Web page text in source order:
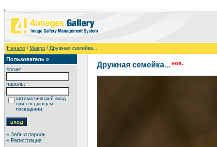
Начало / Макро / Дружная семейка...
Пользователь »
логин:
пароль:
автоматический вход
при следующем
посещении.
» Забыл пароль
» Регистрация
Дружная семейка... нов.